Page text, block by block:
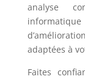
analyse
adaptées à
Faites